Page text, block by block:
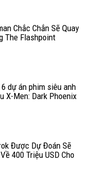
Chắc Chắn Sẽ Quay
The Flashpoint
dự án phim siêu anh
X-Men: Dark Phoenix
Được Dự Đoán Sẽ
400 Triệu USD Cho